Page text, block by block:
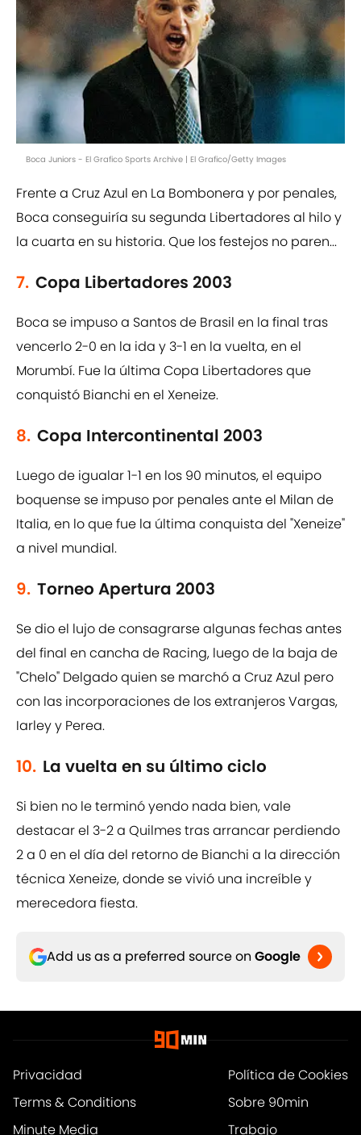
Boca Juniors - El Grafico Sports Archive | El Grafico/Getty Images
Frente a Cruz Azul en La Bombonera y por penales,
Boca conseguiría su segunda Libertadores al hilo y
la cuarta en su historia. Que los festejos no paren...
7. Copa Libertadores 2003
Boca se impuso a Santos de Brasil en la final tras
vencerlo 2-0 en la ida y 3-1 en la vuelta, en el
Morumbí. Fue la última Copa Libertadores que
conquistó Bianchi en el Xeneize.
8. Copa Intercontinental 2003
Luego de igualar 1-1 en los 90 minutos, el equipo
boquense se impuso por penales ante el Milan de
Italia, en lo que fue la última conquista del "Xeneize"
a nivel mundial.
9. Torneo Apertura 2003
Se dio el lujo de consagrarse algunas fechas antes
del final en cancha de Racing, luego de la baja de
"Chelo" Delgado quien se marchó a Cruz Azul pero
con las incorporaciones de los extranjeros Vargas,
Iarley y Perea.
10. La vuelta en su último ciclo
Si bien no le terminó yendo nada bien, vale
destacar el 3-2 a Quilmes tras arrancar perdiendo
2 a 0 en el día del retorno de Bianchi a la dirección
técnica Xeneize, donde se vivió una increíble y
merecedora fiesta.
Add us as a preferred source on Google
Privacidad
Política de Cookies
Terms & Conditions
Sobre 90min
Minute Media
Trabajo